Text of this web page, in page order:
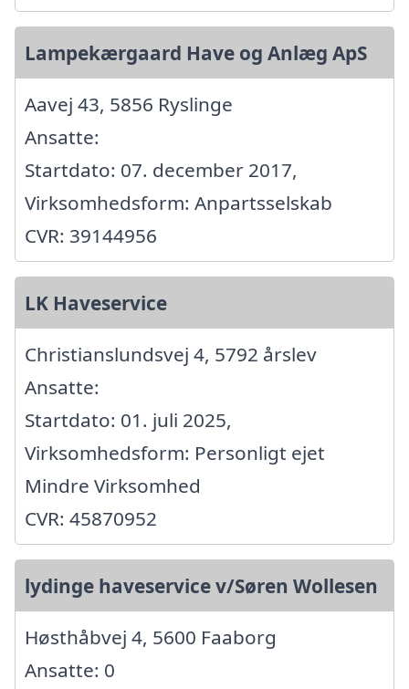
Lampekærgaard Have og Anlæg ApS
Aavej 43, 5856 Ryslinge
Ansatte:
Startdato: 07. december 2017,
Virksomhedsform: Anpartsselskab
CVR: 39144956
LK Haveservice
Christianslundsvej 4, 5792 årslev
Ansatte:
Startdato: 01. juli 2025,
Virksomhedsform: Personligt ejet
Mindre Virksomhed
CVR: 45870952
lydinge haveservice v/Søren Wollesen
Høsthåbvej 4, 5600 Faaborg
Ansatte: 0